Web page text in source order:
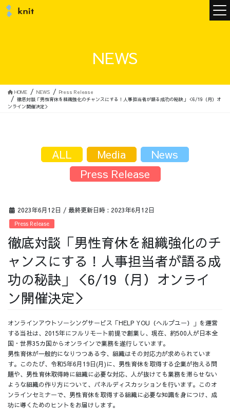
メンバー
サービス
採用情報
採用情報トップ
チームインタビュー02 チームインタビュー03
NEWS
HOME NEWS
Press Release
徹底対談「男性育休を組織強化のチャンスにする！人事担当者が語る成功の秘訣」＜6/19（月）オ
ンライン開催決定＞
2023年6月12日 / 最終更新日時 : 2023年6月12日
Press Release
徹底対談「男性育休を組織強化のチ
ャンスにする！人事担当者が語る成
功の秘訣」＜6/19（月）オンライ
ン開催決定＞
オンラインアウトソーシングサービス「HELP YOU（ヘルプユー）」を運営
する当社は、2015年にフルリモート前提で創業し、現在、約500人が日本全
国・世界35カ国からオンラインで業務を遂行しています。
男性育休が一般的になりつつある今、組織はその対応力が求められていま
す。このたび、令和5年6月19日(月)に、男性育休を取得する企業が抱える問
題や、男性育休取得時に組織に必要な対応、人が抜けても業務を滞らせない
ような組織の作り方について、パネルディスカッションを行います。このオ
ンラインセミナーで、男性育休を取得する組織に必要な知識を身につけ、成
功に導くためのヒントをお届けします。
ALL Media
News
Press Release